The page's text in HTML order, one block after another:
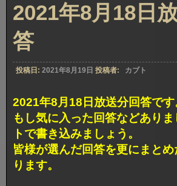
2021年8月18日
答
投稿日: 2021年8月19日 投稿者: カブト
2021年8月18日放送分回答です
もし気に入った回答などあり
トで書き込みましょう。
皆様が選んだ回答を更にまと
ります。